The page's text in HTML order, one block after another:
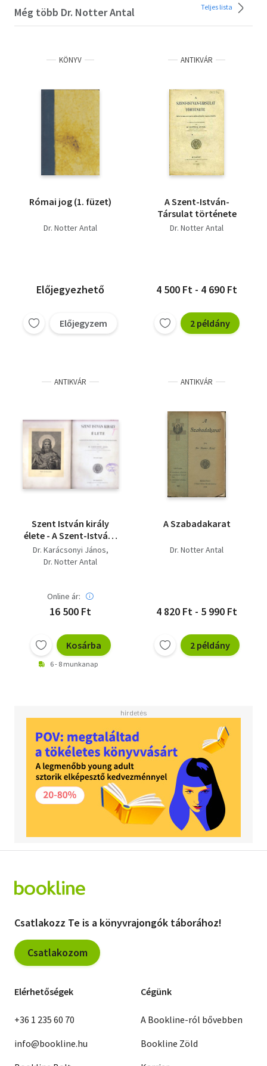
Még több Dr. Notter Antal Teljes lista
KÖNYV
Római jog (1. füzet)
Dr. Notter Antal
Előjegyezhető
Előjegyzem
ANTIKVÁR
A Szent-István-
Társulat története
Dr. Notter Antal
4 500 Ft - 4 690 Ft
2 példány
ANTIKVÁR
Szent István király
élete - A Szent-István-
Társulat története -
Immaculata - Saját
Dr. Karácsonyi János
Dr. Notter Antal
Online ár:
16 500 Ft
Kosárba
6 - 8 munkanap
ANTIKVÁR
A Szabadakarat
Dr. Notter Antal
4 820 Ft - 5 990 Ft
2 példány
Csatlakozz Te is a könyvrajongók táborához!
Csatlakozom
Elérhetőségek
+36 1 235 60 70
info@bookline.hu
Cégünk
A Bookline-ról bővebben
Bookline Zöld